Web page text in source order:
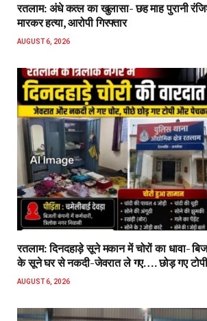
रतलाम: अंधे कत्ल का खुलासा- छह माह पुरानी
मारकर हत्या, आरोपी गिरफ्तार
AUGUST 6, 2026
रतलाम: दिनदहाड़े सूने मकान में चोरों का धावा-
के सूने घर से नकदी-जेवरात ले गए…. छोड़ गए
AUGUST 6, 2026